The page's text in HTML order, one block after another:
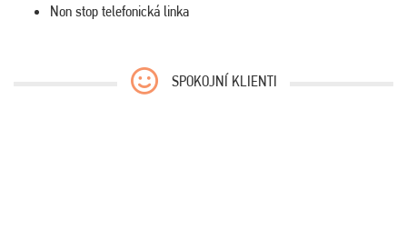
Non stop telefonická linka
SPOKOJNÍ KLIENTI